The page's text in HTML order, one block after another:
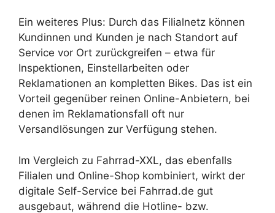
Ein weiteres Plus: Durch das Filialnetz können
Kundinnen und Kunden je nach Standort auf
Service vor Ort zurückgreifen – etwa für
Inspektionen, Einstellarbeiten oder
Reklamationen an kompletten Bikes. Das ist ein
Vorteil gegenüber reinen Online-Anbietern, bei
denen im Reklamationsfall oft nur
Versandlösungen zur Verfügung stehen.
Im Vergleich zu Fahrrad-XXL, das ebenfalls
Filialen und Online-Shop kombiniert, wirkt der
digitale Self-Service bei Fahrrad.de gut
ausgebaut, während die Hotline- bzw.